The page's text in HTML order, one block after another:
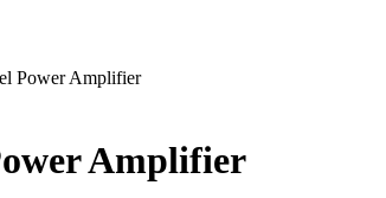
Power Amplifier
Amplifier